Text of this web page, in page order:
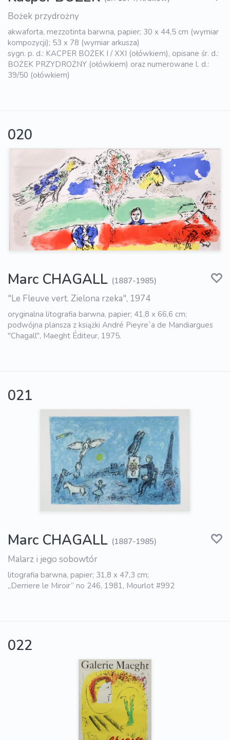
Bożek przydrożny
akwaforta, mezzotinta barwna, papier; 30 x 44,5 cm (wymiar
kompozycji); 53 x 78 (wymiar arkusza)
sygn. p. d.: KACPER BOŻEK I / XXI (ołówkiem), opisane śr. d.:
BOŻEK PRZYDROŻNY (ołówkiem) oraz numerowane l. d.:
39/50 (ołówkiem)
020
Marc CHAGALL (1887-1985)
"Le Fleuve vert. Zielona rzeka", 1974
oryginalna litografia barwna, papier; 41,8 x 66,6 cm;
podwójna plansza z książki André Pieyre`a de Mandiargues
"Chagall", Maeght Éditeur, 1975.
021
Marc CHAGALL (1887-1985)
Malarz i jego sobowtór
litografia barwna, papier; 31,8 x 47,3 cm;
„Derriere le Miroir” no 246, 1981, Mourlot #992
022